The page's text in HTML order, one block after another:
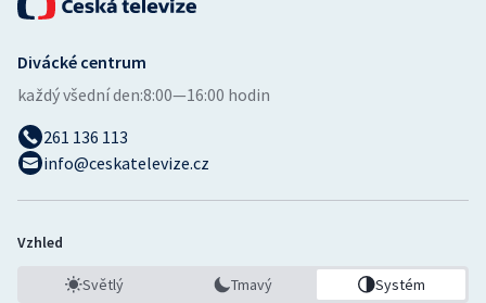
Divácké centrum
každý všední den:8:00—16:00 hodin
261 136 113
info@ceskatelevize.cz
Vzhled
Světlý Tmavý Systém